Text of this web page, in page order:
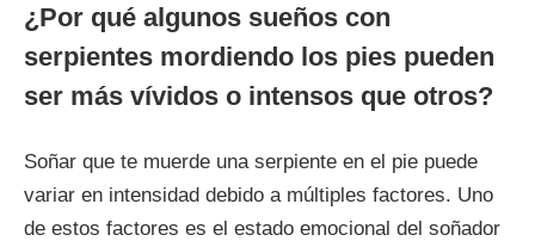
¿Por qué algunos sueños con
serpientes mordiendo los pies pueden
ser más vívidos o intensos que otros?
Soñar que te muerde una serpiente en el pie puede
variar en intensidad debido a múltiples factores. Uno
de estos factores es el estado emocional del soñador